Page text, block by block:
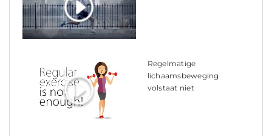
Regelmatige
lichaamsbeweging
volstaat niet